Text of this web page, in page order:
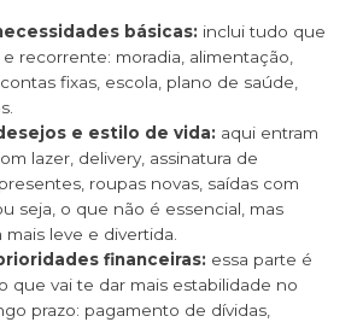
básicas: inclui tudo que
recorrente: moradia, alimentação,
fixas, escola, plano de saúde,
e estilo de vida: aqui entram
lazer, delivery, assinatura de
roupas novas, saídas com
seja, o que não é essencial, mas
mais leve e divertida.
financeiras: essa parte é
que vai te dar mais estabilidade no
prazo: pagamento de dívidas,